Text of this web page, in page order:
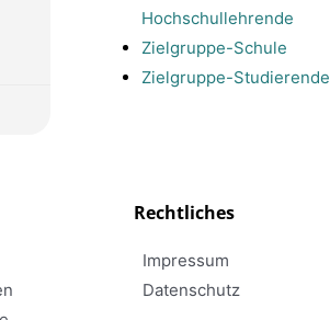
Hochschullehrende
Zielgruppe-Schule
Zielgruppe-Studierende
Rechtliches
Impressum
Datenschutz